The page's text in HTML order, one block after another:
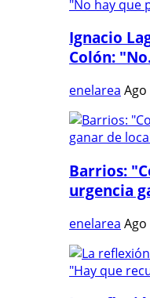
Ignacio
Colón:
enelarea Ago
Barrios:
urgencia
enelarea Ago